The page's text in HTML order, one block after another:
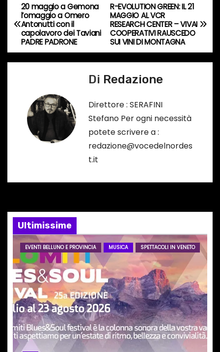
o
…
N
a
v
e
a
r
t
i
c
o
R-EVOLUTION GREEN: IL 21
MAGGIO AL VCR
RESEARCH CENTER – VIVAI
COOPERATIVI RAUSCEDO
SUI VINI DI MONTAGNA
20 maggio a Gemona
l’omaggio a Omero
Antonutti con il
capolavoro dei Taviani
PADRE PADRONE
Di Redazione
Direttore : SERAFINI
Stefano Per ogni necessità
potete scrivere a :
redazione@vocedelnordes
t.it
Ultimissime
EVENTI BELLUNO E PROVINCIA MUSICA SPETTACOLI IN VENETO